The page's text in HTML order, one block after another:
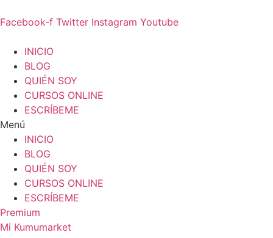
al
Facebook-f Twitter Instagram Youtube
INICIO
BLOG
QUIÉN SOY
CURSOS ONLINE
ESCRÍBEME
Menú
INICIO
BLOG
QUIÉN SOY
CURSOS ONLINE
ESCRÍBEME
Premium
Mi Kumumarket